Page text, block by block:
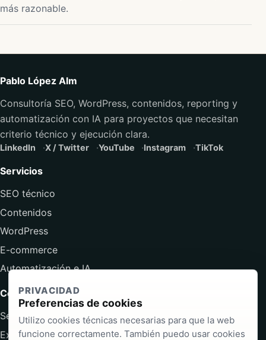
más razonable.
Pablo López Alm
Consultoría SEO, WordPress, contenidos, reporting y
automatización con IA para proyectos que necesitan
criterio técnico y ejecución clara.
LinkedIn X / Twitter YouTube Instagram TikTok
Servicios
SEO técnico
Contenidos
WordPress
E-commerce
Automatización e IA
Contenido
Servicios
Experiencia
PRIVACIDAD
Preferencias de cookies
Utilizo cookies técnicas necesarias para que la web
funcione correctamente. También puedo usar cookies